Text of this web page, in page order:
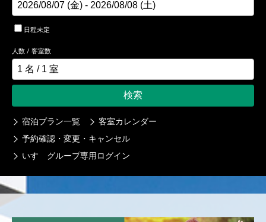
日程未定
人数 / 客室数
検索
宿泊プラン一覧
客室カレンダー
予約確認・変更・キャンセル
いすゞグループ専用ログイン